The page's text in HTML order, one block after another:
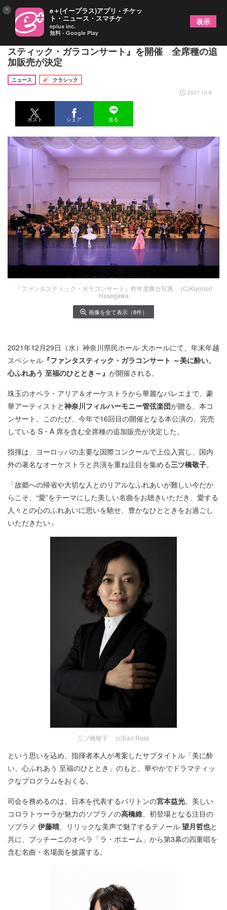
神奈川県民ホール、年末年越スペシャル『ファンタ
スティック・ガラコンサート』を開催 全席種の追
加販売が決定
ニュース
クラシック
2021.10.6
ポスト シェア 送る
『ファンタスティック・ガラコンサート』昨年度舞台写真 (C)Kiyonori
Hasegawa
画像を全て表示（8件）
2021年12月29日（水）神奈川県民ホール 大ホールにて、年末年越
スペシャル 『ファンタスティック・ガラコンサート ～美に酔い、
心ふれあう 至福のひととき～』 が開催される。
珠玉のオペラ・アリア＆オーケストラから華麗なバレエまで、豪
華アーティストと神奈川フィルハーモニー管弦楽団が贈る、本コ
ンサート。このたび、今年で16回目の開催となる本公演の、完売
している S・A 席を含む全席種の追加販売が決定した。
指揮は、ヨーロッパの主要な国際コンクールで上位入賞し、国内
外の著名なオーケストラと共演を重ね注目を集める三ツ橋敬子。
「故郷への帰省や大切な人とのリアルなふれあいが難しい今だか
らこそ、“愛”をテーマにした美しい名曲をお聴きいただき、愛する
人々との心のふれあいに思いを馳せ、豊かなひとときをお過ごし
いただきたい」
三ツ橋敬子 (c)Earl Ross
という思いを込め、指揮者本人が考案したサブタイトル「美に酔
い、心ふれあう 至福のひととき」のもと、華やかでドラマティッ
クなプログラムをおくる。
司会を務めるのは、日本を代表するバリトンの宮本益光。美しい
コロラトゥーラが魅力のソプラノの高橋維 、初登場となる注目の
ソプラノ 伊藤晴 、リリックな美声で魅了するテノール 望月哲也と
共に、プッチーニのオペラ「ラ・ボエーム」から第3幕の四重唱を
含む名曲・名場面を披露する。
× e＋(イープラス)アプリ - チケッ
ト・ニュース・スマチケ
eplus inc.
無料 - Google Play
表示